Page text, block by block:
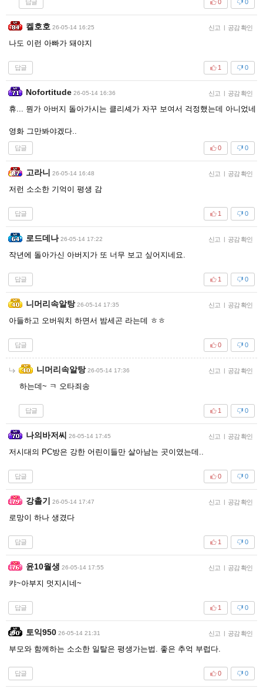
답글 0
0
켈호호 26-05-14 16:25 신고 | 공감 확인
나도 이런 아빠가 돼야지
답글 0
1
Nofortitude 26-05-14 16:36 신고 | 공감 확인
휴... 뭔가 아버지 돌아가시는 클리셰가 자꾸 보여서 걱정했는데 아니었네
영화 그만봐야겠다..
답글 0
0
고라니 26-05-14 16:48 신고 | 공감 확인
저런 소소한 기억이 평생 감
답글 0
1
로드데나 26-05-14 17:22 신고 | 공감 확인
작년에 돌아가신 아버지가 또 너무 보고 싶어지네요.
답글 0
1
니머리속알탕 26-05-14 17:35 신고 | 공감 확인
아들하고 오버워치 하면서 밤세곤 라는데 ㅎㅎ
답글 0
0
니머리속알탕 26-05-14 17:36 신고 | 공감 확인
하는데~ ㅋ 오타죄송
답글 0
1
나의바저씨 26-05-14 17:45 신고 | 공감 확인
저시대의 PC방은 강한 어린이들만 살아남는 곳이였는데..
답글 0
0
강촐기 26-05-14 17:47 신고 | 공감 확인
로망이 하나 생겼다
답글 0
1
윤10월생 26-05-14 17:55 신고 | 공감 확인
캬~아부지 멋지시네~
답글 0
1
토익950 26-05-14 21:31 신고 | 공감 확인
부모와 함께하는 소소한 일탈은 평생가는법. 좋은 추억 부럽다.
답글 0
0